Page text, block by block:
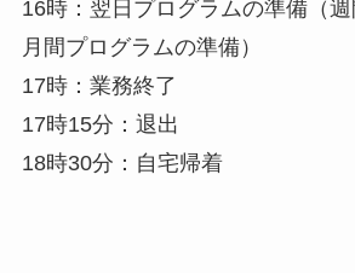
16時：翌日プログラムの準備（週
月間プログラムの準備）
17時：業務終了
17時15分：退出
18時30分：自宅帰着